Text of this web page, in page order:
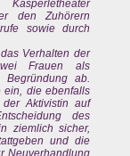
den Zuhörern
sowie durch
Verhalten der
Frauen als
Begründung ab.
ein, die ebenfalls
Aktivistin auf
des
ziemlich sicher,
und die